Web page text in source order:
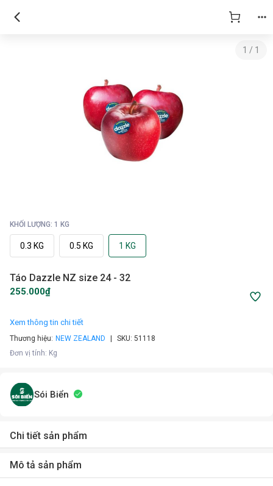
1 / 1
KHỐI LƯỢNG: 1 KG
0.3 KG 0.5 KG 1 KG
Táo Dazzle NZ size 24 - 32
255.000₫
Xem thông tin chi tiết
Thương hiệu: NEW ZEALAND SKU: 51118
Đơn vị tính: Kg
Sói Biển
Chi tiết sản phẩm
Mô tả sản phẩm